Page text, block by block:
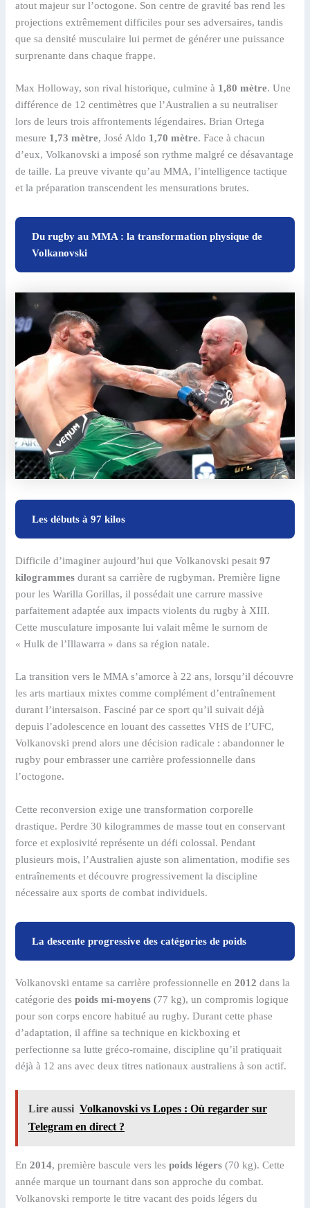
atout majeur sur l’octogone. Son centre de gravité bas rend les
projections extrêmement difficiles pour ses adversaires, tandis
que sa densité musculaire lui permet de générer une puissance
surprenante dans chaque frappe.
Max Holloway, son rival historique, culmine à 1,80 mètre. Une
différence de 12 centimètres que l’Australien a su neutraliser
lors de leurs trois affrontements légendaires. Brian Ortega
mesure 1,73 mètre, José Aldo 1,70 mètre. Face à chacun
d’eux, Volkanovski a imposé son rythme malgré ce désavantage
de taille. La preuve vivante qu’au MMA, l’intelligence tactique
et la préparation transcendent les mensurations brutes.
Du rugby au MMA : la transformation physique de
Volkanovski
Les débuts à 97 kilos
Difficile d’imaginer aujourd’hui que Volkanovski pesait97
kilogrammes durant sa carrière de rugbyman. Première ligne
pour les Warilla Gorillas, il possédait une carrure massive
parfaitement adaptée aux impacts violents du rugby à XIII.
Cette musculature imposante lui valait même le surnom de
« Hulk de l’Illawarra » dans sa région natale.
La transition vers le MMA s’amorce à 22 ans, lorsqu’il découvre
les arts martiaux mixtes comme complément d’entraînement
durant l’intersaison. Fasciné par ce sport qu’il suivait déjà
depuis l’adolescence en louant des cassettes VHS de l’UFC,
Volkanovski prend alors une décision radicale : abandonner le
rugby pour embrasser une carrière professionnelle dans
l’octogone.
Cette reconversion exige une transformation corporelle
drastique. Perdre 30 kilogrammes de masse tout en conservant
force et explosivité représente un défi colossal. Pendant
plusieurs mois, l’Australien ajuste son alimentation, modifie ses
entraînements et découvre progressivement la discipline
nécessaire aux sports de combat individuels.
La descente progressive des catégories de poids
Volkanovski entame sa carrière professionnelle en2012 dans la
catégorie despoids mi-moyens (77 kg), un compromis logique
pour son corps encore habitué au rugby. Durant cette phase
d’adaptation, il affine sa technique en kickboxing et
perfectionne sa lutte gréco-romaine, discipline qu’il pratiquait
déjà à 12 ans avec deux titres nationaux australiens à son actif.
Lire aussi Volkanovski vs Lopes : Où regarder sur
Telegram en direct ?
En2014, première bascule vers lespoids légers (70 kg). Cette
année marque un tournant dans son approche du combat.
Volkanovski remporte le titre vacant des poids légers du